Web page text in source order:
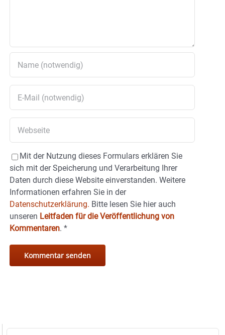
Mit der Nutzung dieses Formulars erklären Sie
sich mit der Speicherung und Verarbeitung Ihrer
Daten durch diese Website einverstanden. Weitere
Informationen erfahren Sie in der
Datenschutzerklärung. Bitte lesen Sie hier auch
unseren Leitfaden für die Veröffentlichung von
Kommentaren. *